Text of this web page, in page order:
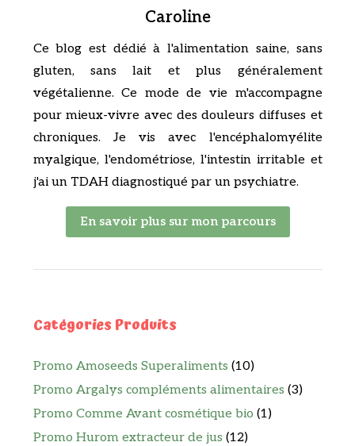
Caroline
Ce blog est dédié à l'alimentation saine, sans
gluten, sans lait et plus généralement
végétalienne. Ce mode de vie m'accompagne
pour mieux-vivre avec des douleurs diffuses et
chroniques. Je vis avec l'encéphalomyélite
myalgique, l'endométriose, l'intestin irritable et
j'ai un TDAH diagnostiqué par un psychiatre.
En savoir plus sur mon parcours
Catégories Produits
Promo Amoseeds Superaliments (10)
Promo Argalys compléments alimentaires (3)
Promo Comme Avant cosmétique bio (1)
Promo Hurom extracteur de jus (12)